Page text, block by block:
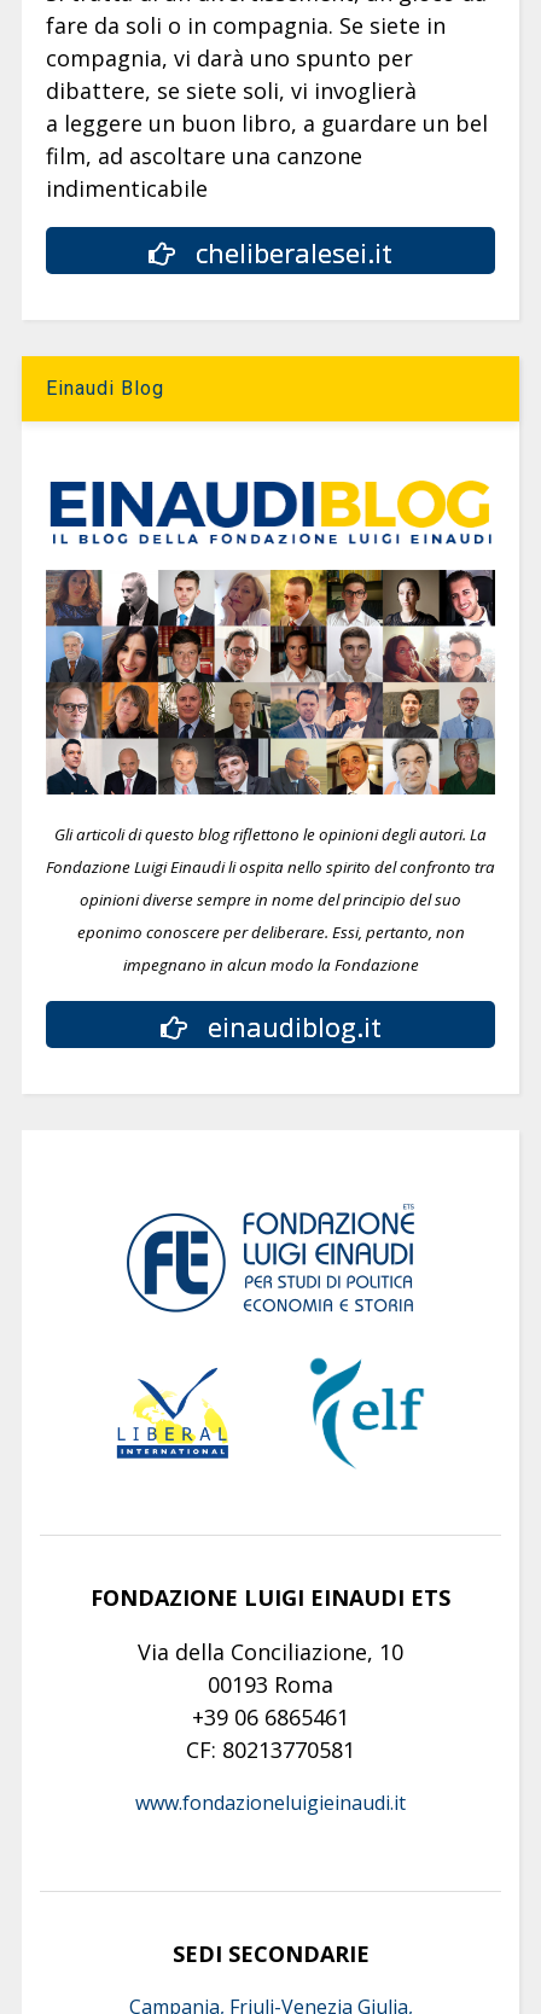
fare da soli o in compagnia. Se siete in
compagnia, vi darà uno spunto per
dibattere, se siete soli, vi invoglierà
a leggere un buon libro, a guardare un bel
film, ad ascoltare una canzone
indimenticabile
cheliberalesei.it
Einaudi Blog
Gli articoli di questo blog riflettono le opinioni degli autori. La
Fondazione Luigi Einaudi li ospita nello spirito del confronto tra
opinioni diverse sempre in nome del principio del suo
eponimo conoscere per deliberare. Essi, pertanto, non
impegnano in alcun modo la Fondazione
einaudiblog.it
FONDAZIONE LUIGI EINAUDI ETS
Via della Conciliazione, 10
00193 Roma
+39 06 6865461
CF: 80213770581
www.fondazioneluigieinaudi.it
SEDI SECONDARIE
Campania, Friuli-Venezia Giulia,